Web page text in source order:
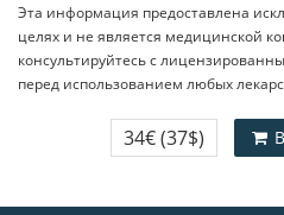
Эта информация предоставлена
целях и не является медицинской
консультируйтесь с
перед использованием любых
34€(37$)